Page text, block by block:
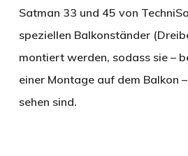
Satman 33 und 45 von
speziellen Balkonständer
montiert werden, sodass sie –
einer Montage auf dem Balkon
sehen sind.